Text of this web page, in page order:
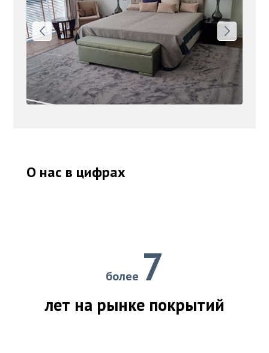
О нас в цифрах
более 7
лет на рынке покрытий